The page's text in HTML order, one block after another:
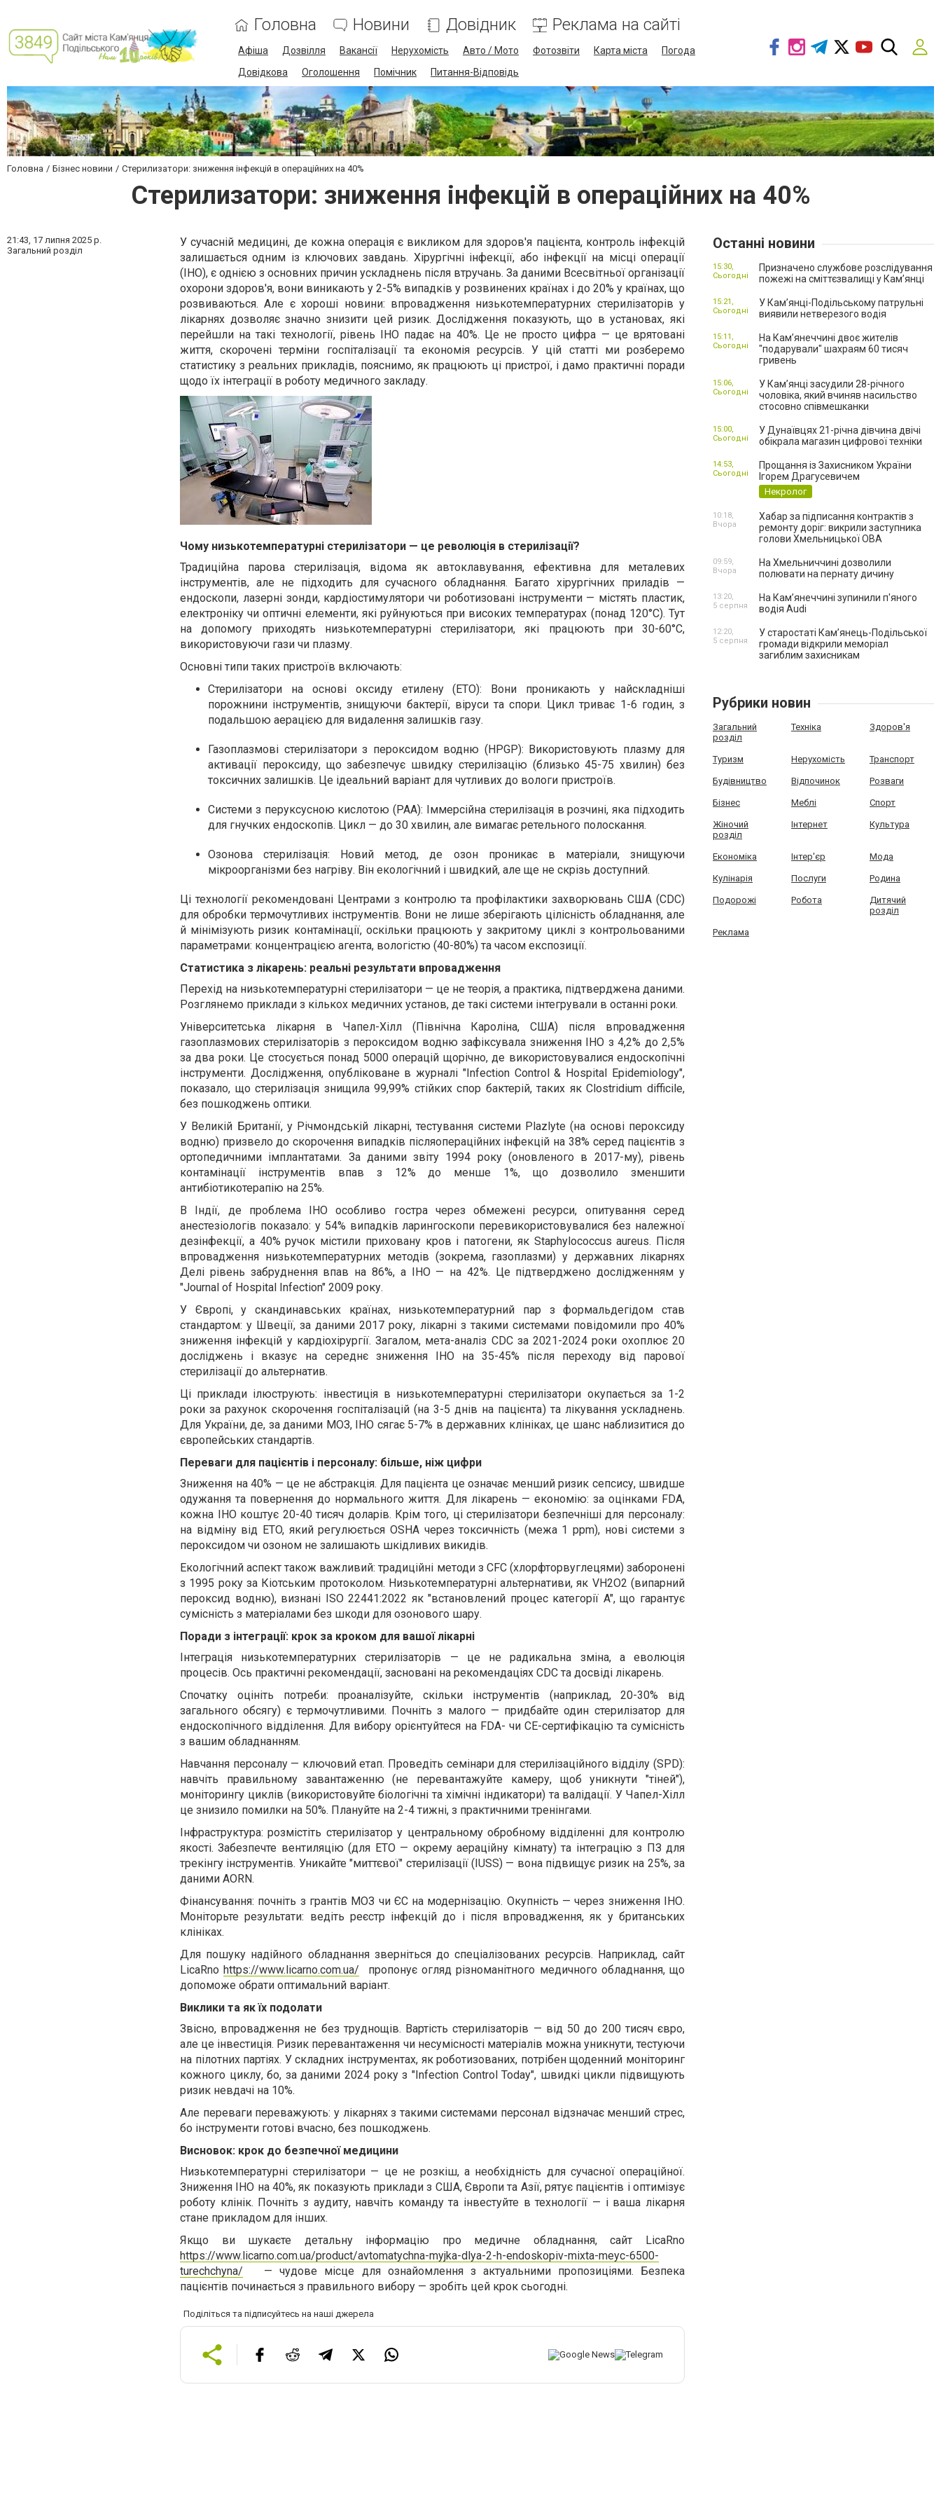
Головна Новини Довідник Реклама на сайті
Афіша Дозвілля Вакансії Нерухомість Авто / Мото Фотозвіти Карта міста
Погода
Довідкова
Оголошення Помічник Питання-Відповідь
Головна Бізнес новини Стерилизатори: зниження інфекцій в операційних на 40%
Стерилизатори: зниження інфекцій в операційних на 40%
21:43, 17 липня 2025 р.
Загальний розділ
У сучасній медицині, де кожна операція є викликом для здоров'я пацієнта, контроль інфекцій
залишається одним із ключових завдань. Хірургічні інфекції, або інфекції на місці операції
(ІНО), є однією з основних причин ускладнень після втручань. За даними Всесвітньої організації
охорони здоров'я, вони виникають у 2-5% випадків у розвинених країнах і до 20% у країнах, що
розвиваються. Але є хороші новини: впровадження низькотемпературних стерилізаторів у
лікарнях дозволяє значно знизити цей ризик. Дослідження показують, що в установах, які
перейшли на такі технології, рівень ІНО падає на 40%. Це не просто цифра — це врятовані
життя, скорочені терміни госпіталізації та економія ресурсів. У цій статті ми розберемо
статистику з реальних прикладів, пояснимо, як працюють ці пристрої, і дамо практичні поради
щодо їх інтеграції в роботу медичного закладу.
Чому низькотемпературні стерилізатори — це революція в стерилізації?
Традиційна парова стерилізація, відома як автоклавування, ефективна для металевих
інструментів, але не підходить для сучасного обладнання. Багато хірургічних приладів —
ендоскопи, лазерні зонди, кардіостимулятори чи роботизовані інструменти — містять пластик,
електроніку чи оптичні елементи, які руйнуються при високих температурах (понад 120°C). Тут
на допомогу приходять низькотемпературні стерилізатори, які працюють при 30-60°C,
використовуючи гази чи плазму.
Основні типи таких пристроїв включають:
Стерилізатори на основі оксиду етилену (ETO): Вони проникають у найскладніші
порожнини інструментів, знищуючи бактерії, віруси та спори. Цикл триває 1-6 годин, з
подальшою аерацією для видалення залишків газу.
Газоплазмові стерилізатори з пероксидом водню (HPGP): Використовують плазму для
активації пероксиду, що забезпечує швидку стерилізацію (близько 45-75 хвилин) без
токсичних залишків. Це ідеальний варіант для чутливих до вологи пристроїв.
Системи з перуксусною кислотою (PAA): Іммерсійна стерилізація в розчині, яка підходить
для гнучких ендоскопів. Цикл — до 30 хвилин, але вимагає ретельного полоскання.
Озонова стерилізація: Новий метод, де озон проникає в матеріали, знищуючи
мікроорганізми без нагріву. Він екологічний і швидкий, але ще не скрізь доступний.
Ці технології рекомендовані Центрами з контролю та профілактики захворювань США (CDC)
для обробки термочутливих інструментів. Вони не лише зберігають цілісність обладнання, але
й мінімізують ризик контамінації, оскільки працюють у закритому циклі з контрольованими
параметрами: концентрацією агента, вологістю (40-80%) та часом експозиції.
Статистика з лікарень: реальні результати впровадження
Перехід на низькотемпературні стерилізатори — це не теорія, а практика, підтверджена даними.
Розглянемо приклади з кількох медичних установ, де такі системи інтегрували в останні роки.
Університетська лікарня в Чапел-Хілл (Північна Кароліна, США) після впровадження
газоплазмових стерилізаторів з пероксидом водню зафіксувала зниження ІНО з 4,2% до 2,5%
за два роки. Це стосується понад 5000 операцій щорічно, де використовувалися ендоскопічні
інструменти. Дослідження, опубліковане в журналі "Infection Control & Hospital Epidemiology",
показало, що стерилізація знищила 99,99% стійких спор бактерій, таких як Clostridium difficile,
без пошкоджень оптики.
У Великій Британії, у Річмондській лікарні, тестування системи Plazlyte (на основі пероксиду
водню) призвело до скорочення випадків післяопераційних інфекцій на 38% серед пацієнтів з
ортопедичними імплантатами. За даними звіту 1994 року (оновленого в 2017-му), рівень
контамінації інструментів впав з 12% до менше 1%, що дозволило зменшити
антибіотикотерапію на 25%.
В Індії, де проблема ІНО особливо гостра через обмежені ресурси, опитування серед
анестезіологів показало: у 54% випадків ларингоскопи перевикористовувалися без належної
дезінфекції, а 40% ручок містили приховану кров і патогени, як Staphylococcus aureus. Після
впровадження низькотемпературних методів (зокрема, газоплазми) у державних лікарнях
Делі рівень забруднення впав на 86%, а ІНО — на 42%. Це підтверджено дослідженням у
"Journal of Hospital Infection" 2009 року.
У Європі, у скандинавських країнах, низькотемпературний пар з формальдегідом став
стандартом: у Швеції, за даними 2017 року, лікарні з такими системами повідомили про 40%
зниження інфекцій у кардіохірургії. Загалом, мета-аналіз CDC за 2021-2024 роки охоплює 20
досліджень і вказує на середнє зниження ІНО на 35-45% після переходу від парової
стерилізації до альтернатив.
Ці приклади ілюструють: інвестиція в низькотемпературні стерилізатори окупається за 1-2
роки за рахунок скорочення госпіталізацій (на 3-5 днів на пацієнта) та лікування ускладнень.
Для України, де, за даними МОЗ, ІНО сягає 5-7% в державних клініках, це шанс наблизитися до
європейських стандартів.
Переваги для пацієнтів і персоналу: більше, ніж цифри
Зниження на 40% — це не абстракція. Для пацієнта це означає менший ризик сепсису, швидше
одужання та повернення до нормального життя. Для лікарень — економію: за оцінками FDA,
кожна ІНО коштує 20-40 тисяч доларів. Крім того, ці стерилізатори безпечніші для персоналу:
на відміну від ETO, який регулюється OSHA через токсичність (межа 1 ppm), нові системи з
пероксидом чи озоном не залишають шкідливих викидів.
Екологічний аспект також важливий: традиційні методи з CFC (хлорфторвуглецями) заборонені
з 1995 року за Кіотським протоколом. Низькотемпературні альтернативи, як VH2O2 (випарний
пероксид водню), визнані ISO 22441:2022 як "встановлений процес категорії A", що гарантує
сумісність з матеріалами без шкоди для озонового шару.
Поради з інтеграції: крок за кроком для вашої лікарні
Інтеграція низькотемпературних стерилізаторів — це не радикальна зміна, а еволюція
процесів. Ось практичні рекомендації, засновані на рекомендаціях CDC та досвіді лікарень.
Спочатку оцініть потреби: проаналізуйте, скільки інструментів (наприклад, 20-30% від
загального обсягу) є термочутливими. Почніть з малого — придбайте один стерилізатор для
ендоскопічного відділення. Для вибору орієнтуйтеся на FDA- чи CE-сертифікацію та сумісність
з вашим обладнанням.
Навчання персоналу — ключовий етап. Проведіть семінари для стерилізаційного відділу (SPD):
навчіть правильному завантаженню (не перевантажуйте камеру, щоб уникнути "тіней"),
моніторингу циклів (використовуйте біологічні та хімічні індикатори) та валідації. У Чапел-Хілл
це знизило помилки на 50%. Плануйте на 2-4 тижні, з практичними тренінгами.
Інфраструктура: розмістіть стерилізатор у центральному обробному відділенні для контролю
якості. Забезпечте вентиляцію (для ETO — окрему аераційну кімнату) та інтеграцію з ПЗ для
трекінгу інструментів. Уникайте "миттєвої" стерилізації (IUSS) — вона підвищує ризик на 25%, за
даними AORN.
Фінансування: почніть з грантів МОЗ чи ЄС на модернізацію. Окупність — через зниження ІНО.
Моніторьте результати: ведіть реєстр інфекцій до і після впровадження, як у британських
клініках.
Для пошуку надійного обладнання зверніться до спеціалізованих ресурсів. Наприклад, сайт
LicaRnohttps://www.licarno.com.ua/ пропонує огляд різноманітного медичного обладнання, що
допоможе обрати оптимальний варіант.
Виклики та як їх подолати
Звісно, впровадження не без труднощів. Вартість стерилізаторів — від 50 до 200 тисяч євро,
але це інвестиція. Ризик перевантаження чи несумісності матеріалів можна уникнути, тестуючи
на пілотних партіях. У складних інструментах, як роботизованих, потрібен щоденний моніторинг
кожного циклу, бо, за даними 2024 року з "Infection Control Today", швидкі цикли підвищують
ризик невдачі на 10%.
Але переваги переважують: у лікарнях з такими системами персонал відзначає менший стрес,
бо інструменти готові вчасно, без пошкоджень.
Висновок: крок до безпечної медицини
Низькотемпературні стерилізатори — це не розкіш, а необхідність для сучасної операційної.
Зниження ІНО на 40%, як показують приклади з США, Європи та Азії, рятує пацієнтів і оптимізує
роботу клінік. Почніть з аудиту, навчіть команду та інвестуйте в технології — і ваша лікарня
стане прикладом для інших.
Якщо ви шукаєте детальну інформацію про медичне обладнання, сайт LicaRno
https://www.licarno.com.ua/product/avtomatychna-myjka-dlya-2-h-endoskopiv-mixta-meyc-6500-
turechchyna/ — чудове місце для ознайомлення з актуальними пропозиціями. Безпека
пацієнтів починається з правильного вибору — зробіть цей крок сьогодні.
Поділіться та підписуйтесь на наші джерела
Останні новини
Призначено службове розслідування
пожежі на сміттєзвалищі у Кам’янці
15:30,
Сьогодні
У Кам’янці-Подільському патрульні
виявили нетверезого водія
15:21,
Сьогодні
На Камʼянеччині двоє жителів
"подарували" шахраям 60 тисяч
гривень
15:11,
Сьогодні
У Камʼянці засудили 28-річного
чоловіка, який вчиняв насильство
стосовно співмешканки
15:06,
Сьогодні
У Дунаївцях 21-річна дівчина двічі
обікрала магазин цифрової техніки
15:00,
Сьогодні
Прощання із Захисником України
Ігорем Драгусевичем
Некролог
14:53,
Сьогодні
Хабар за підписання контрактів з
ремонту доріг: викрили заступника
голови Хмельницької ОВА
10:18,
Вчора
На Хмельниччині дозволили
полювати на пернату дичину
09:59,
Вчора
На Камʼянеччині зупинили п'яного
водія Audi
13:20,
5 серпня
У старостаті Кам’янець-Подільської
громади відкрили меморіал
загиблим захисникам
12:20,
5 серпня
Рубрики новин
Загальний
розділ
Техніка Здоров'я
Туризм Нерухомість Транспорт
Будівництво Відпочинок Розваги
Бізнес Меблі Спорт
Жіночий
розділ
Інтернет Культура
Економіка Інтер'єр Мода
Кулінарія Послуги Родина
Подорожі Робота
Дитячий
розділ
Реклама